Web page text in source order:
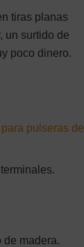
tiras planas
un surtido de
poco dinero.
pulseras de
de madera.